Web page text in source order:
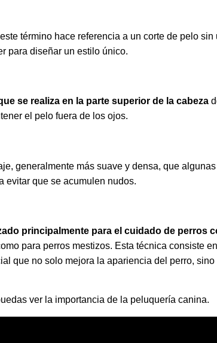
término hace referencia a un corte de pelo
para diseñar un estilo único​.
se realiza en la parte superior de la cabeza
el pelo fuera de los ojos.
generalmente más suave y densa, que
evitar que se acumulen nudos.
principalmente para el cuidado de perros
para perros mestizos. Esta técnica consiste
que no solo mejora la apariencia del perro,
ver la importancia de la peluquería canina.